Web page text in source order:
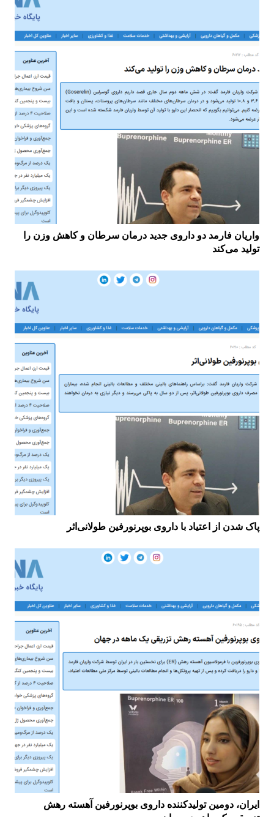
واریان فارمد دو داروی جدید درمان سرطان و کاهش وزن را
تولید می‌کند
پاک شدن از اعتیاد با داروی بوپرنورفین طولانی‌اثر
ایران، دومین تولیدکننده داروی بوپرنورفین آهسته رهش